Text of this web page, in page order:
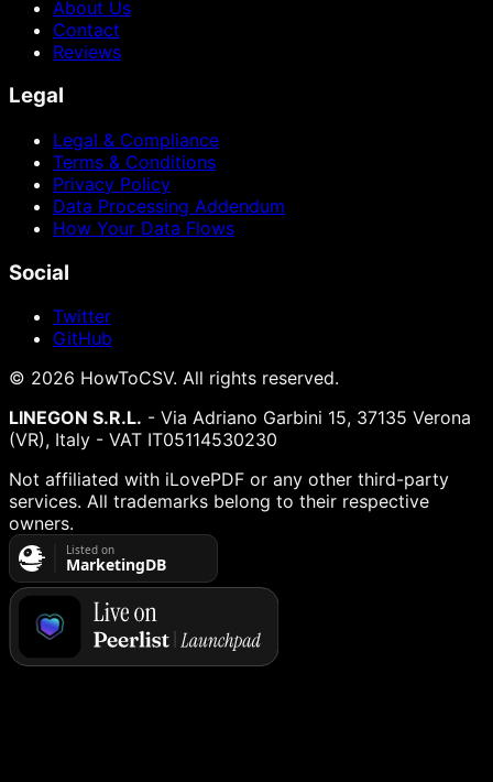
About Us
Contact
Reviews
Legal
Legal & Compliance
Terms & Conditions
Privacy Policy
Data Processing Addendum
How Your Data Flows
Social
Twitter
GitHub
© 2026 HowToCSV. All rights reserved.
LINEGON S.R.L. - Via Adriano Garbini 15, 37135 Verona
(VR), Italy - VAT IT05114530230
Not affiliated with iLovePDF or any other third-party
services. All trademarks belong to their respective
owners.